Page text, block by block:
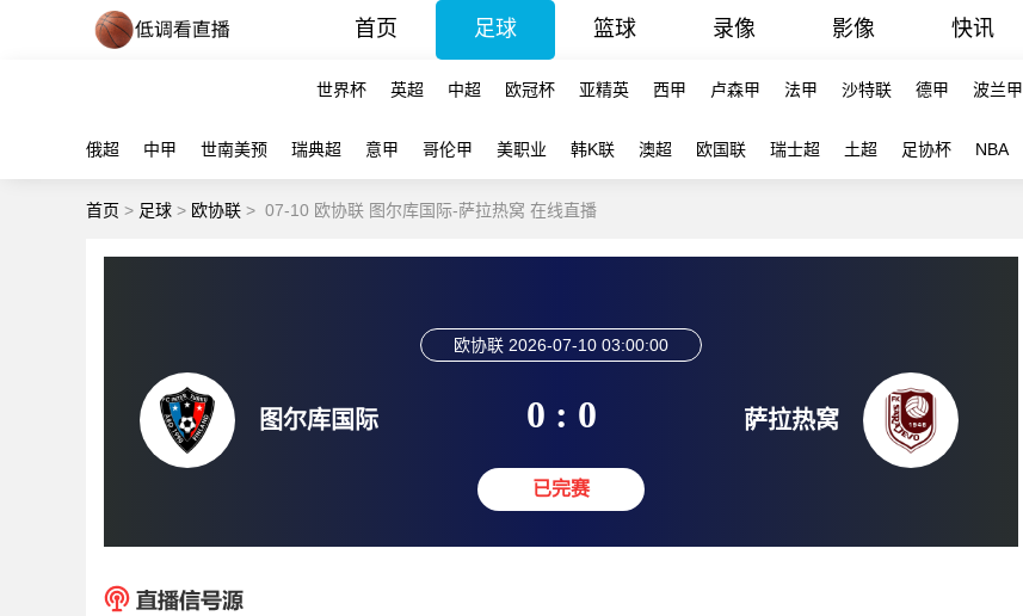
首页 足球 篮球 录像 影像 快讯
世界杯 英超 中超 欧冠杯 亚精英 西甲 卢森甲 法甲 沙特联 德甲 波兰甲
俄超 中甲 世南美预 瑞典超 意甲 哥伦甲 美职业 韩K联 澳超 欧国联 瑞士超 土超 足协杯 NBA
首页 > 足球 > 欧协联 > 07-10 欧协联 图尔库国际-萨拉热窝 在线直播
图尔库国际
欧协联 2026-07-10 03:00:00
0 : 0
已完赛
萨拉热窝